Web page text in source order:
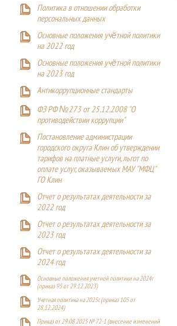
Политика в отношении обработки
персональных данных
Основные положения учётной политики
на 2022 год
Основные положения учётной политики
на 2023 год
Антикоррупционные стандарты
ФЗ РФ №273 от 25.12.2008 "О
противодействии коррупции"
Постановление администрации
городского округа Клин об утверждении
тарифов на платные услуги, льгот по
оплате услуг, оказываемых МАУ "МФЦ"
ГО Клин
Отчет о результатах деятельности за
2022 год
Отчет о результатах деятельности за
2023 год
Отчет о результатах деятельности за
2024 год
Основные положения учетной политики на 2024г
(приказ 95 от 29.12.2023)
Учетная политика на 2025г. (приказ 105 от
28.12.2024)
Приказ от 29.08.2025 № 72-1 (внесение изменений